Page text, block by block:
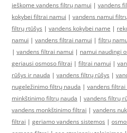
ieškome vandens filtrų namui | vandens
kokybei filtrai namui | vandens namui
filtrų rtūšys | vandens kokybei name |
namui | vandens filtrai namui | filtrų
| vandens filtrai namui | namui naudingi
geriausi osmoso filtrai | filtrai namui |
rūšys ir nauda | vandens filtrų rūšys |
nugeležinimo filtrų nauda | vandens
minkštinimo filtrų nauda | vandens filtrų
vandens monkštinimo filtrai | vandens
filtrai | geriamo vandens sistemos |